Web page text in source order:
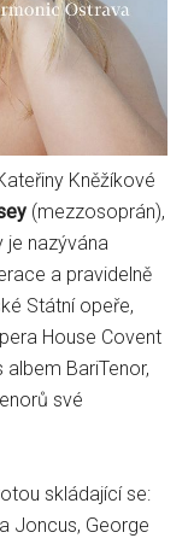
Kněžíkové
(mezzosoprán),
je nazývána
a pravidelně
Státní opeře,
House Covent
albem BariTenor,
své
skládající se:
Joncus, George